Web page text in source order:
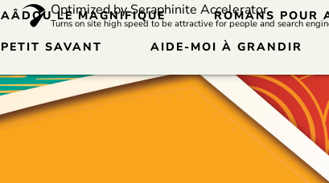
LE MAGNIFIQUE ROMANS POUR
SAVANT AIDE-MOI À GRANDIR
Optimized by Seraphinite Accelerator
Turns on site high speed to be attractive for people and search